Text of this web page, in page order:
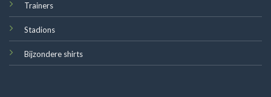
Trainers
Stadions
Bijzondere shirts